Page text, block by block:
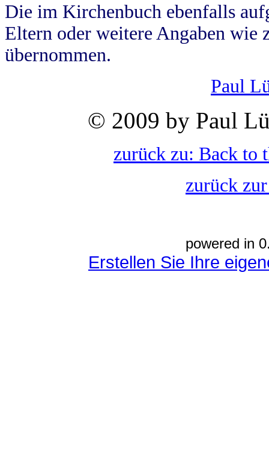
Die im Kirchenbuch ebenfalls
Eltern oder weitere Angaben wie
übernommen.
Paul
© 2009 by Paul
zurück zu: Back to
zurück
powered in
Erstellen Sie Ihre